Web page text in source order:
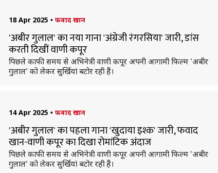
18 Apr 2025 • फवाद खान
'अबीर गुलाल' का नया गाना 'अंग्रेजी रंगरसिया' जारी, डांस
करती दिखीं वाणी कपूर
पिछले काफी समय से अभिनेत्री वाणी कपूर अपनी आगामी फिल्म 'अबीर
गुलाल' को लेकर सुर्खियां बटोर रही हैं।
14 Apr 2025 • फवाद खान
'अबीर गुलाल' का पहला गाना 'खुदाया इश्क' जारी, फवाद
खान-वाणी कपूर का दिखा रोमांटिक अंदाज
पिछले काफी समय से अभिनेत्री वाणी कपूर अपनी आगामी फिल्म 'अबीर
गुलाल' को लेकर सुर्खियां बटोर रही हैं।